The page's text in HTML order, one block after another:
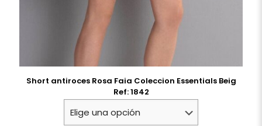
Short antiroces Rosa Faia Coleccion Essentials Beig
Ref: 1842